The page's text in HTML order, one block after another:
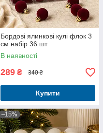
Бордові ялинкові кулі флок 3
см набір 36 шт
В наявності
289 ₴ 340 ₴
Купити
–15%